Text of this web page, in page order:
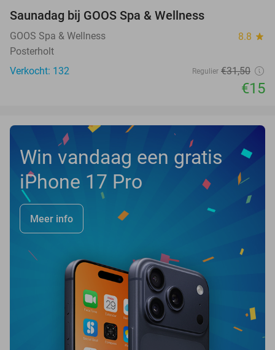
TODAY
Saunadag bij GOOS Spa & Wellness
GOOS Spa & Wellness 8.8 star
Posterholt
Verkocht: 132
Regulier €31,50
€15
Win vandaag een gratis
iPhone 17 Pro
Meer info